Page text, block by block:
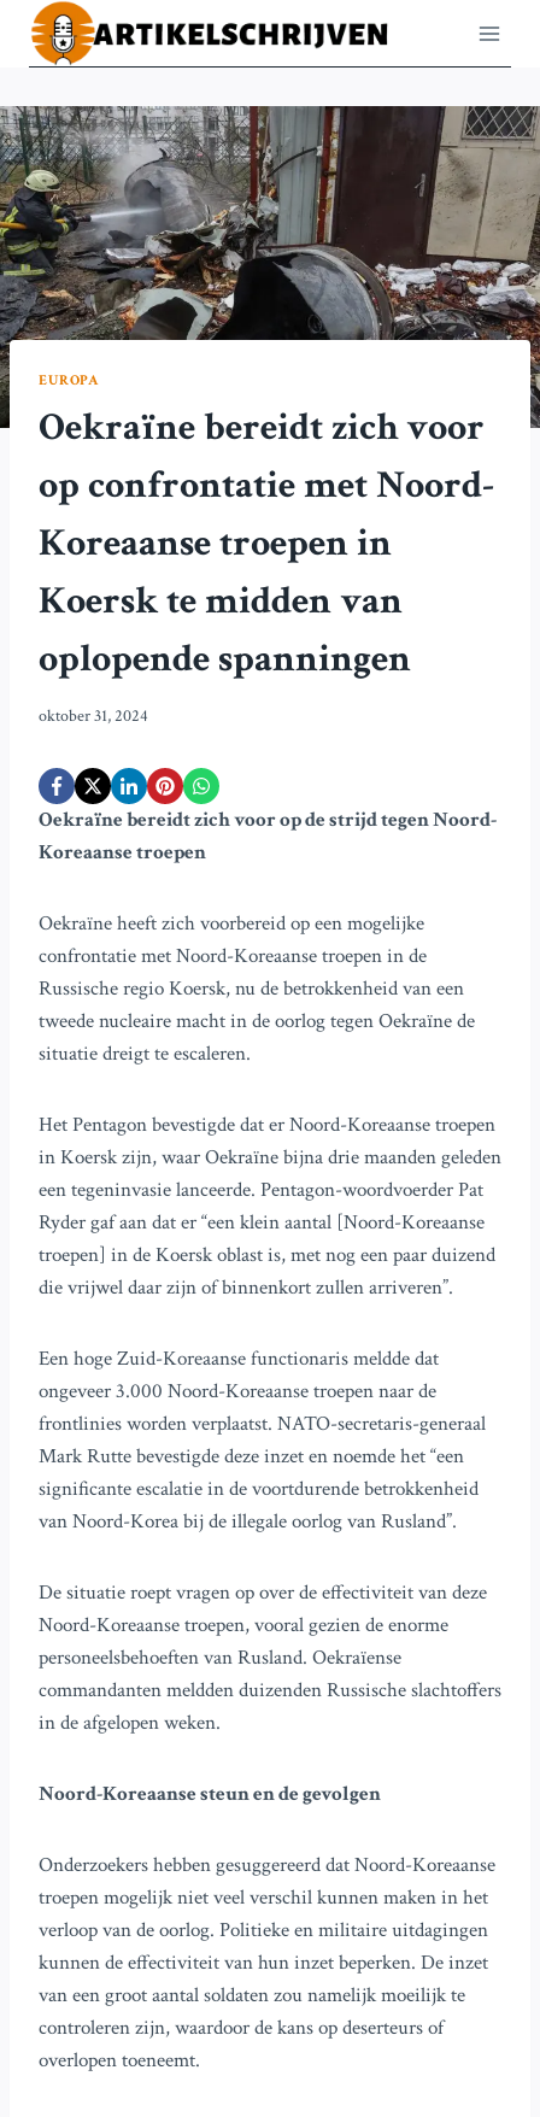
Doorgaan
naar
EUROPA
Oekraïne bereidt zich voor
op confrontatie met Noord-
Koreaanse troepen in
Koersk te midden van
oplopende spanningen
oktober 31, 2024
Oekraïne bereidt zich voor op de strijd tegen Noord-
Koreaanse troepen
Oekraïne heeft zich voorbereid op een mogelijke
confrontatie met Noord-Koreaanse troepen in de
Russische regio Koersk, nu de betrokkenheid van een
tweede nucleaire macht in de oorlog tegen Oekraïne de
situatie dreigt te escaleren.
Het Pentagon bevestigde dat er Noord-Koreaanse troepen
in Koersk zijn, waar Oekraïne bijna drie maanden geleden
een tegeninvasie lanceerde. Pentagon-woordvoerder Pat
Ryder gaf aan dat er “een klein aantal [Noord-Koreaanse
troepen] in de Koersk oblast is, met nog een paar duizend
die vrijwel daar zijn of binnenkort zullen arriveren”.
Een hoge Zuid-Koreaanse functionaris meldde dat
ongeveer 3.000 Noord-Koreaanse troepen naar de
frontlinies worden verplaatst. NATO-secretaris-generaal
Mark Rutte bevestigde deze inzet en noemde het “een
significante escalatie in de voortdurende betrokkenheid
van Noord-Korea bij de illegale oorlog van Rusland”.
De situatie roept vragen op over de effectiviteit van deze
Noord-Koreaanse troepen, vooral gezien de enorme
personeelsbehoeften van Rusland. Oekraïense
commandanten meldden duizenden Russische slachtoffers
in de afgelopen weken.
Noord-Koreaanse steun en de gevolgen
Onderzoekers hebben gesuggereerd dat Noord-Koreaanse
troepen mogelijk niet veel verschil kunnen maken in het
verloop van de oorlog. Politieke en militaire uitdagingen
kunnen de effectiviteit van hun inzet beperken. De inzet
van een groot aantal soldaten zou namelijk moeilijk te
controleren zijn, waardoor de kans op deserteurs of
overlopen toeneemt.